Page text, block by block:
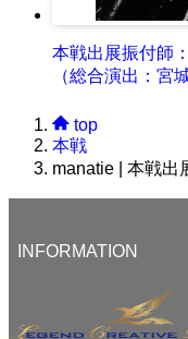
本戦出展振付師
（総合演出：宮
top
本戦
manatie | 本戦出
INFORMATION